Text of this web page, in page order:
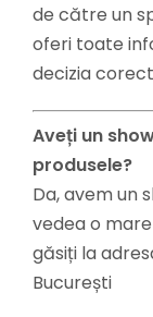
de către un
oferi toate
decizia
Aveți un
produsele?
Da, avem un
vedea o
găsiți la
București